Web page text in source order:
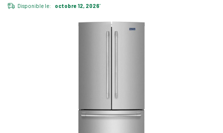
Disponible le: octobre 12, 2026*